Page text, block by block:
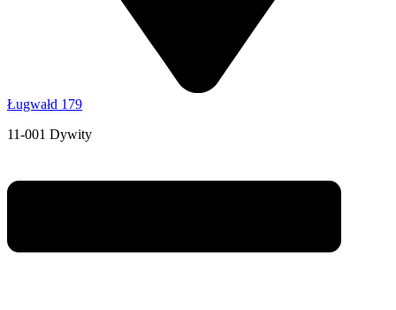
Ługwałd 179
11-001 Dywity